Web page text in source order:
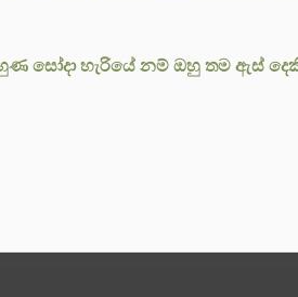
සෝදා හැරියේ නම් ඔහු තම ඇස්